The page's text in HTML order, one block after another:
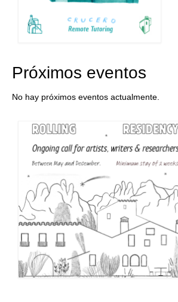
Próximos eventos
No hay próximos eventos actualmente.